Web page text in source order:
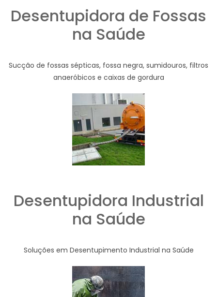
Desentupidora de Fossas
na Saúde
Sucção de fossas sépticas, fossa negra, sumidouros, filtros
anaeróbicos e caixas de gordura
Desentupidora Industrial
na Saúde
Soluções em Desentupimento Industrial na Saúde